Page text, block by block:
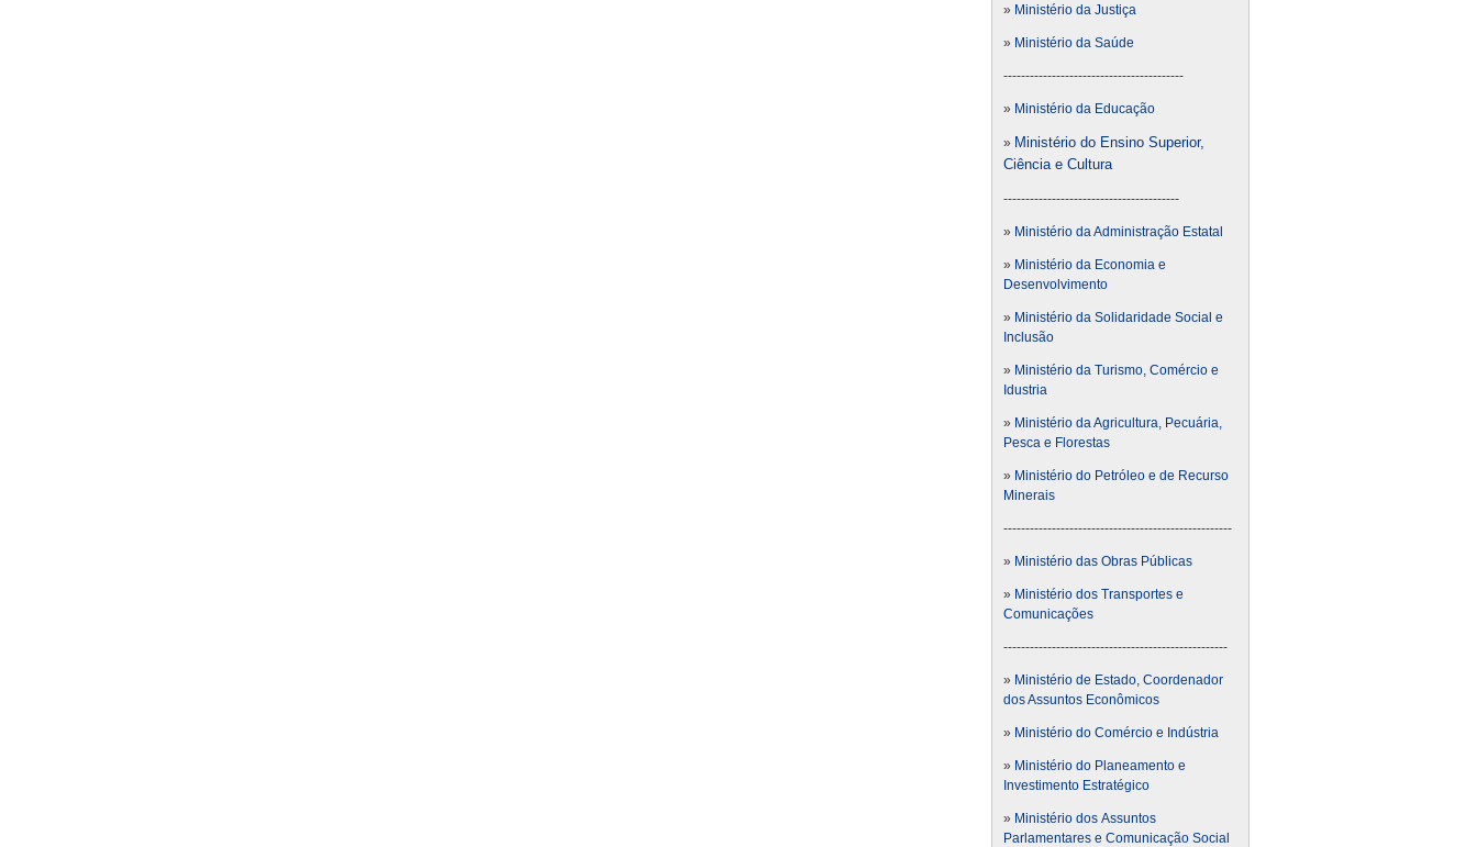
» Ministério da Justiça
» Ministério da Saúde
-----------------------------------------
» Ministério da Educação
» Ministério do Ensino Superior,
Ciência e Cultura
----------------------------------------
» Ministério da Administração Estatal
» Ministério da Economia e
Desenvolvimento
» Ministério da Solidaridade Social e
Inclusão
» Ministério da Turismo, Comércio e
Idustria
» Ministério da Agricultura, Pecuária,
Pesca e Florestas
» Ministério do Petróleo e de Recurso
Minerais
----------------------------------------------------
» Ministério das Obras Públicas
» Ministério dos Transportes e
Comunicações
---------------------------------------------------
» Ministério de Estado, Coordenador
dos Assuntos Econômicos
» Ministério do Comércio e Indústria
» Ministério do Planeamento e
Investimento Estratégico
» Ministério dos Assuntos
Parlamentares e Comunicação Social